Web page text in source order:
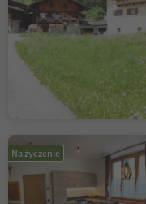
Na życzenie